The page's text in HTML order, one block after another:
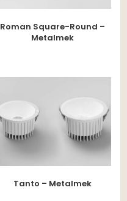
Roman Square-Round –
Metalmek
Tanto – Metalmek